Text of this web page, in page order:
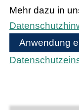
Mehr dazu in
Anwendung